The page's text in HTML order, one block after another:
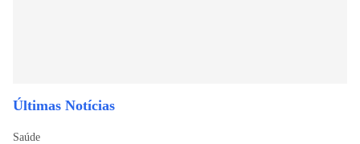
Últimas Notícias
Saúde